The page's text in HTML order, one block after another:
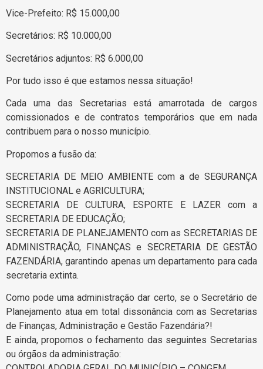
Vice-Prefeito: R$ 15.000,00
Secretários: R$ 10.000,00
Secretários adjuntos: R$ 6.000,00
Por tudo isso é que estamos nessa situação!
Cada uma das Secretarias está amarrotada de cargos
comissionados e de contratos temporários que em nada
contribuem para o nosso município.
Propomos a fusão da:
SECRETARIA DE MEIO AMBIENTE com a de SEGURANÇA
INSTITUCIONAL e AGRICULTURA;
SECRETARIA DE CULTURA, ESPORTE E LAZER com a
SECRETARIA DE EDUCAÇÃO;
SECRETARIA DE PLANEJAMENTO com as SECRETARIAS DE
ADMINISTRAÇÃO, FINANÇAS e SECRETARIA DE GESTÃO
FAZENDÁRIA, garantindo apenas um departamento para cada
secretaria extinta.
Como pode uma administração dar certo, se o Secretário de
Planejamento atua em total dissonância com as Secretarias
de Finanças, Administração e Gestão Fazendária?!
E ainda, propomos o fechamento das seguintes Secretarias
ou órgãos da administração: